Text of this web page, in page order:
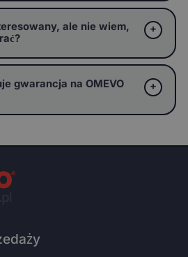
ale nie wiem,
gwarancja na OMEVO